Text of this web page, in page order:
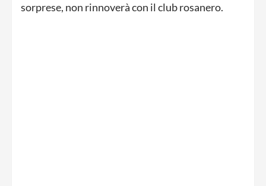
sorprese, non rinnoverà con il club rosanero.